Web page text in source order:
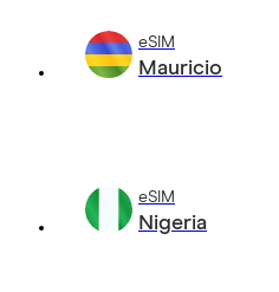
eSIM
Mauricio
eSIM
Nigeria